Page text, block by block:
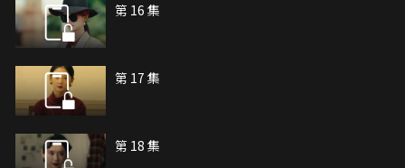
第 16 集
第 17 集
第 18 集